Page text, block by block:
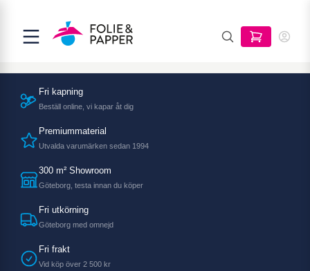
Fri kapning
Beställ online, vi kapar åt dig
Premiummaterial
Utvalda varumärken sedan 1994
300 m² Showroom
Göteborg, testa innan du köper
Fri utkörning
Göteborg med omnejd
Fri frakt
Vid köp över 2 500 kr